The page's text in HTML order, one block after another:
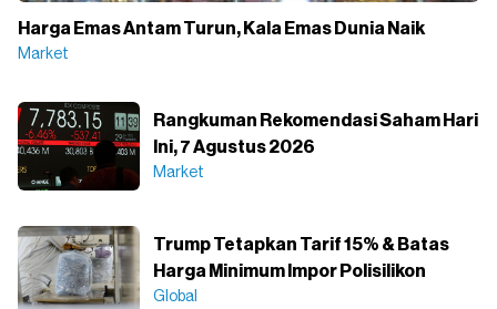
Harga Emas Antam Turun, Kala Emas Dunia Naik
Market
Rangkuman Rekomendasi Saham Hari
Ini, 7 Agustus 2026
Market
Trump Tetapkan Tarif 15% & Batas
Harga Minimum Impor Polisilikon
Global